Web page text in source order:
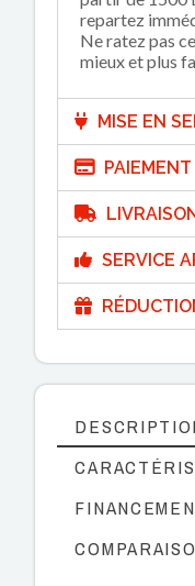
repartez
Ne ratez pas
mieux et plus
MISE EN
SERVICE